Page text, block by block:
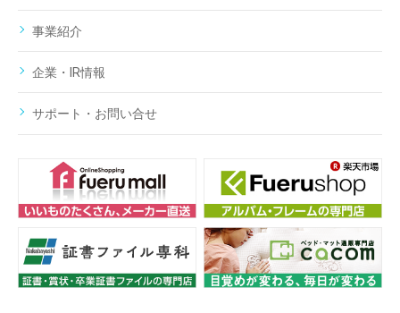
事業紹介
企業・IR情報
サポート・お問い合せ